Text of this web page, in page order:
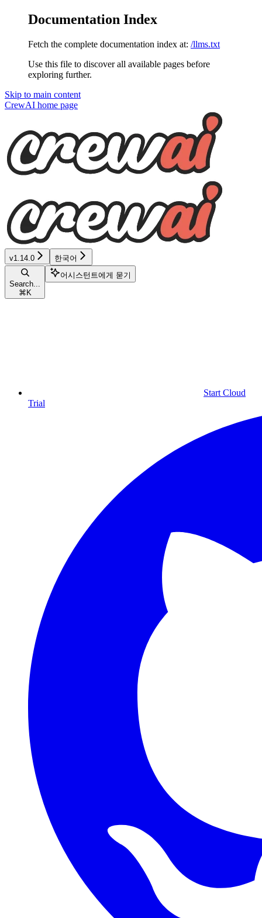
Documentation Index
Fetch the complete documentation index at: /llms.txt
Use this file to discover all available pages before
exploring further.
Skip to main content
CrewAI home page
v1.14.0 한국어
Search...
⌘ K
어시스턴트에게 묻기
Start Cloud
Trial